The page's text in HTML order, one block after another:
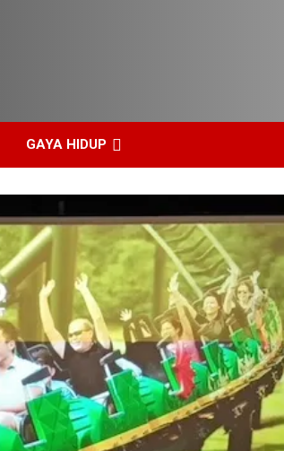
GAYA HIDUP